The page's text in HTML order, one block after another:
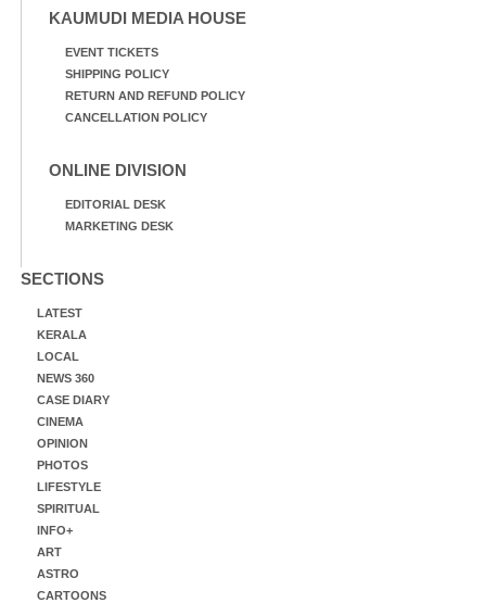
KAUMUDI MEDIA HOUSE
EVENT TICKETS
SHIPPING POLICY
RETURN AND REFUND POLICY
CANCELLATION POLICY
ONLINE DIVISION
EDITORIAL DESK
MARKETING DESK
SECTIONS
LATEST
KERALA
LOCAL
NEWS 360
CASE DIARY
CINEMA
OPINION
PHOTOS
LIFESTYLE
SPIRITUAL
INFO+
ART
ASTRO
CARTOONS